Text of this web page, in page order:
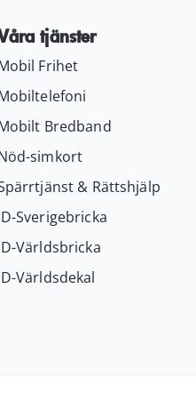
tjänster
Frihet
Bredband
simkort
& Rättshjälp
Sverigebricka
Världsbricka
Världsdekal